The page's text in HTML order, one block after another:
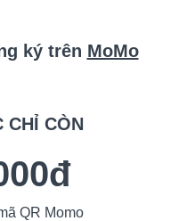
ký trên MoMo
CHỈ CÒN
QR Momo